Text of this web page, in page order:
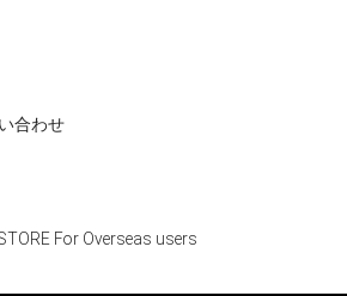
合わせ
For Overseas users